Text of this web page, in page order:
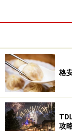
格
攻